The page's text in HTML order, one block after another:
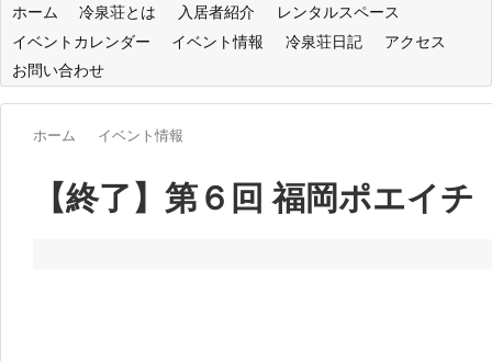
ホーム 冷泉荘とは 入居者紹介
レンタルスペース
イベントカレンダー
イベント情報 冷泉荘日記
アクセス
お問い合わせ
ホーム イベント情報
【終了】第６回 福岡ポエイチ